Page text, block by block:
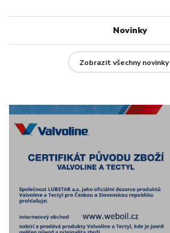
Novinky
Zobrazit všechny novinky